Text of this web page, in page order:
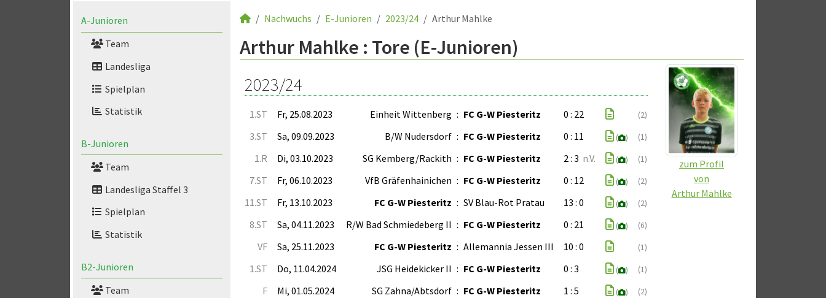
A-Junioren
Team
Landesliga
Spielplan
Statistik
B-Junioren
Team
Landesliga Staffel 3
Spielplan
Statistik
B2-Junioren
Team
Nachwuchs E-Junioren 2023/24 Arthur Mahlke
Arthur Mahlke : Tore (E-Junioren)
zum Profil
von
Arthur Mahlke
2023/24
1.ST Fr, 25.08.2023 Einheit Wittenberg : FC G-W Piesteritz 0 : 22 (2)
3.ST Sa, 09.09.2023 B/W Nudersdorf : FC G-W Piesteritz 0 : 11 ( ) (1)
1.R Di, 03.10.2023 SG Kemberg/Rackith : FC G-W Piesteritz 2 : 3 n.V. ( ) (1)
7.ST Fr, 06.10.2023 VfB Gräfenhainichen : FC G-W Piesteritz 0 : 12 ( ) (2)
11.ST Fr, 13.10.2023 FC G-W Piesteritz : SV Blau-Rot Pratau 13 : 0 ( ) (2)
8.ST Sa, 04.11.2023 R/W Bad Schmiedeberg II : FC G-W Piesteritz 0 : 21 ( ) (6)
VF Sa, 25.11.2023 FC G-W Piesteritz : Allemannia Jessen III 10 : 0 (1)
1.ST Do, 11.04.2024 JSG Heidekicker II : FC G-W Piesteritz 0 : 3 ( ) (1)
F Mi, 01.05.2024 SG Zahna/Abtsdorf : FC G-W Piesteritz 1 : 5 ( ) (2)